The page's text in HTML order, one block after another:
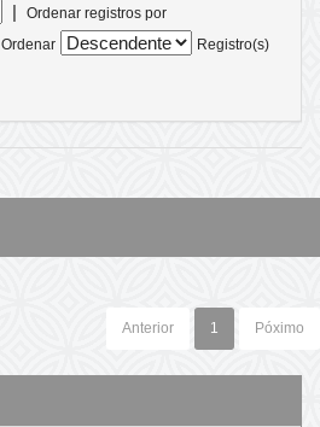
|
Ordenar registros por
Ordenar
Registro(s)
Anterior 1 Póximo